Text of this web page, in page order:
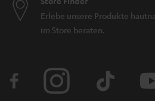
Erlebe unsere Produkte
im Store beraten.